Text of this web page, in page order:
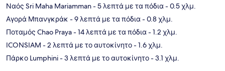
Ναός Sri Maha Mariamman- 5 λεπτά με τα πόδια- 0.5 χλμ.
Αγορά Μπανγκράκ - 9 λεπτά με τα πόδια- 0.8 χλμ.
Ποταμός Chao Praya- 14 λεπτά με τα πόδια- 1.2 χλμ.
ICONSIAM - 2 λεπτά με το αυτοκίνητο- 1.6 χλμ.
Πάρκο Lumphini- 3 λεπτά με το αυτοκίνητο- 3.1 χλμ.